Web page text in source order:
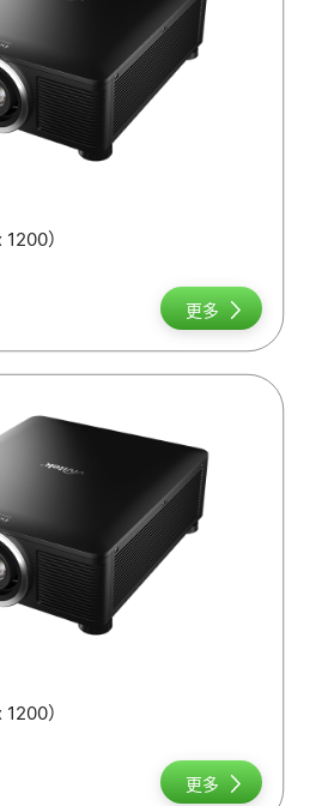
）
更多
）
更多